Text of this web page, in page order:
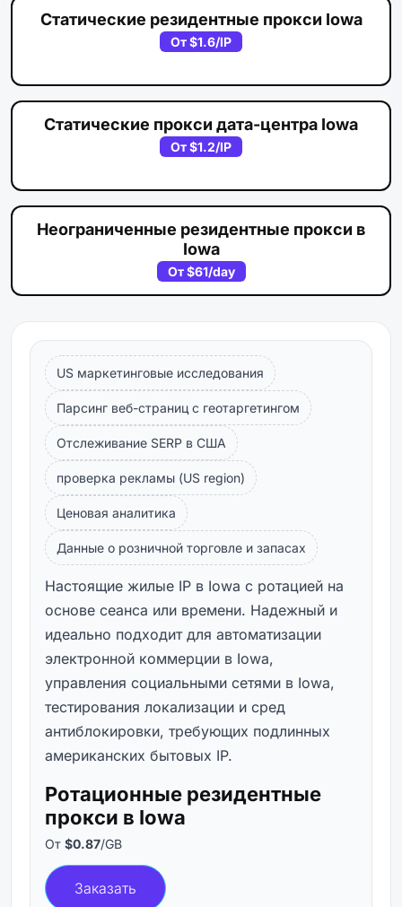
Статические резидентные прокси Iowa
От$1.6/IP
Статические прокси дата-центра Iowa
От$1.2/IP
Неограниченные резидентные прокси в
Iowa
От$61/day
US маркетинговые исследования
Парсинг веб-страниц с геотаргетингом
Отслеживание SERP в США
проверка рекламы (US region)
Ценовая аналитика
Данные о розничной торговле и запасах
Настоящие жилые IP в Iowa с ротацией на
основе сеанса или времени. Надежный и
идеально подходит для автоматизации
электронной коммерции в Iowa,
управления социальными сетями в Iowa,
тестирования локализации и сред
антиблокировки, требующих подлинных
американских бытовых IP.
Ротационные резидентные
прокси в Iowa
От $0.87/GB
Заказать